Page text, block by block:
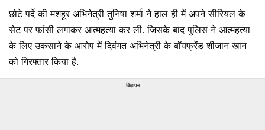
छोटे पर्दे की मशहूर अभिनेत्री तुनिषा शर्मा ने हाल ही में अपने सीरियल के
सेट पर फांसी लगाकर आत्महत्या कर ली. जिसके बाद पुलिस ने आत्महत्या
के लिए उकसाने के आरोप में दिवंगत अभिनेत्री के बॉयफ्रेंड शीजान खान
को गिरफ्तार किया है.
विज्ञापन